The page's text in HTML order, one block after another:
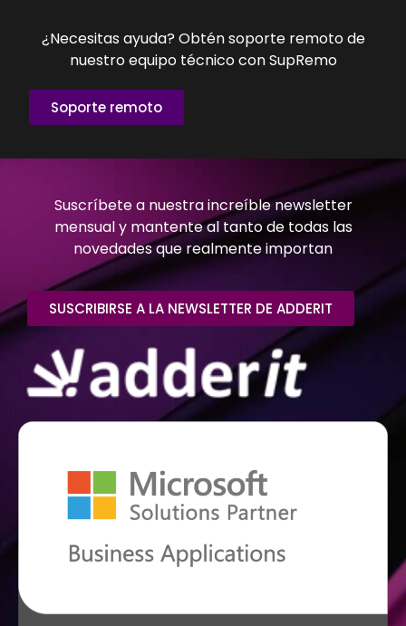
¿Necesitas ayuda? Obtén soporte remoto de
nuestro equipo técnico con SupRemo
Soporte remoto
Suscríbete a nuestra increíble newsletter
mensual y mantente al tanto de todas las
novedades que realmente importan
SUSCRIBIRSE A LA NEWSLETTER DE ADDERIT